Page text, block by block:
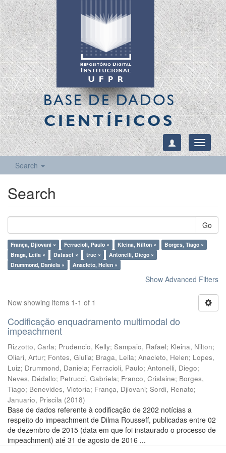
BASE DE DADOS
CIENTÍFICOS
Toggle
Search
Search
Go
França, Djiovani × Ferracioli, Paulo × Kleina, Nilton ×
Borges, Tiago ×
Braga, Leila ×
Dataset × true ×
Antonelli, Diego ×
Drummond, Daniela ×
Anacleto, Helen ×
Show Advanced Filters
Now showing items 1-1 of 1
Codificação enquadramento multimodal do
impeachment
Rizzotto, Carla; Prudencio, Kelly; Sampaio, Rafael; Kleina, Nilton;
Oliari, Artur; Fontes, Giulia; Braga, Leila; Anacleto, Helen; Lopes,
Luiz; Drummond, Daniela; Ferracioli, Paulo; Antonelli, Diego;
Neves, Dédallo; Petrucci, Gabriela; Franco, Crislaine; Borges,
Tiago; Benevides, Victoria; França, Djiovani; Sordi, Renato;
Januario, Priscila (2018)
Base de dados referente à codificação de 2202 notícias a
respeito do impeachment de Dilma Rousseff, publicadas entre 02
de dezembro de 2015 (data em que foi instaurado o processo de
impeachment) até 31 de agosto de 2016 ...